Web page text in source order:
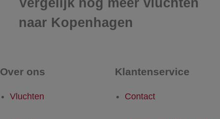
Vergelijk nog meer vluchten
naar Kopenhagen
Over ons
Vluchten
Klantenservice
Contact